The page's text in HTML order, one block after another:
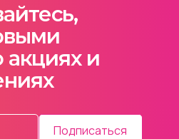
акциях и
Подписаться